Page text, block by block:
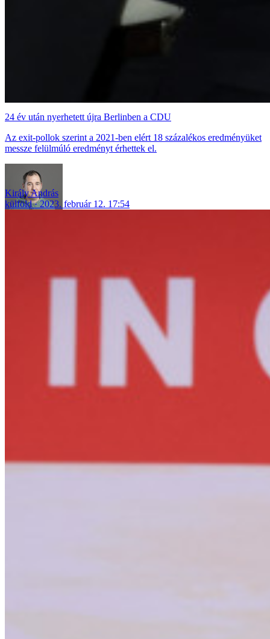
24 év után nyerhetett újra Berlinben a CDU
Az exit-pollok szerint a 2021-ben elért 18 százalékos eredményüket
messze felülmúló eredményt érhettek el.
Király András
külföld
2023. február 12. 17:54